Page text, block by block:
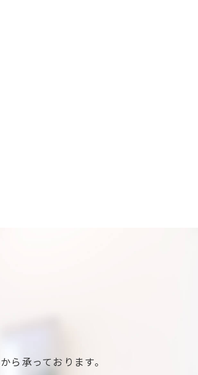
ら承っております。